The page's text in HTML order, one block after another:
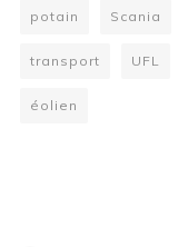
potain Scania
transport UFL
éolien